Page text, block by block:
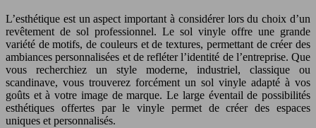
L’esthétique est un aspect important à considérer lors du choix d’un
revêtement de sol professionnel. Le sol vinyle offre une grande
variété de motifs, de couleurs et de textures, permettant de créer des
ambiances personnalisées et de refléter l’identité de l’entreprise. Que
vous recherchiez un style moderne, industriel, classique ou
scandinave, vous trouverez forcément un sol vinyle adapté à vos
goûts et à votre image de marque. Le large éventail de possibilités
esthétiques offertes par le vinyle permet de créer des espaces
uniques et personnalisés.